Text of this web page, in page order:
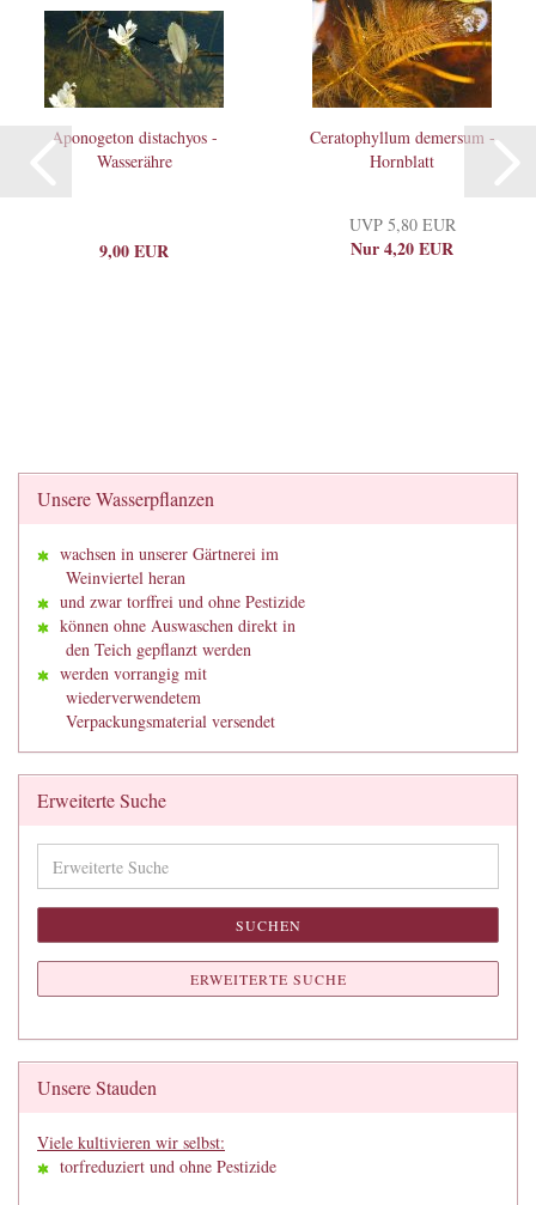
Aponogeton distachyos -
Wasserähre
9,00 EUR
Ceratophyllum demersum -
Hornblatt
UVP 5,80 EUR
Nur 4,20 EUR
Unsere Wasserpflanzen
wachsen in unserer Gärtnerei im
Weinviertel heran
und zwar torffrei und ohne Pestizide
können ohne Auswaschen direkt in
den Teich gepflanzt werden
werden vorrangig mit
wiederverwendetem
Verpackungsmaterial versendet
Erweiterte Suche
Suche
SUCHEN
ERWEITERTE SUCHE
Unsere Stauden
Viele kultivieren wir selbst:
torfreduziert und ohne Pestizide